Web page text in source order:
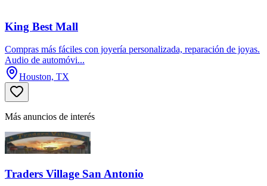
King Best Mall
Compras más fáciles con joyería personalizada, reparación de joyas.
Audio de automóvi...
Houston, TX
Más anuncios de interés
Traders Village San Antonio